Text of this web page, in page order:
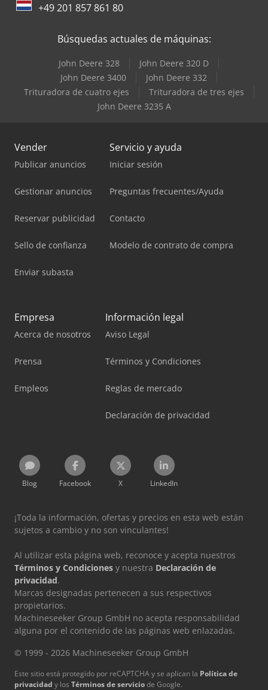
+49 201 857 861 80
Búsquedas actuales de máquinas:
John Deere 328
John Deere 320 D
John Deere 3400
John Deere 332
Trituradora de cuatro ejes
Trituradora de tres ejes
John Deere 3235 A
Vender
Publicar anuncios
Gestionar anuncios
Reservar publicidad
Sello de confianza
Enviar subasta
Servicio y ayuda
Iniciar sesión
Preguntas frecuentes/Ayuda
Contacto
Modelo de contrato de compra
Empresa
Acerca de nosotros
Prensa
Empleos
Información legal
Aviso Legal
Términos y Condiciones
Reglas de mercado
Declaración de privacidad
Blog Facebook X LinkedIn
¡Toda la información, ofertas y precios en esta web están
sujetos a cambio y no son vinculantes!
Al utilizar esta página web, reconoce y acepta nuestros
Términos y Condiciones y nuestra Declaración de
privacidad.
Marcas designadas pertenecen a sus respectivos
propietarios.
Machineseeker Group GmbH no acepta responsabilidad
alguna por el contenido de las páginas web enlazadas.
© 1999 - 2026 Machineseeker Group GmbH
Este sitio está protegido por reCAPTCHA y se aplican la Política de
privacidad y los Términos de serviciode Google.